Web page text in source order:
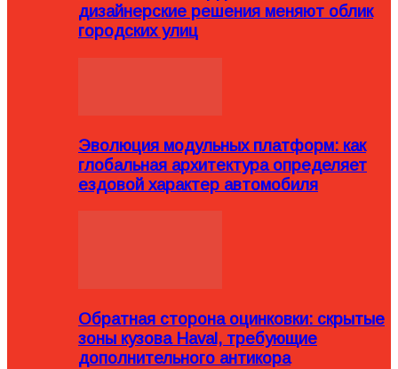
дизайнерские решения меняют облик
городских улиц
Эволюция модульных платформ: как
глобальная архитектура определяет
ездовой характер автомобиля
Обратная сторона оцинковки: скрытые
зоны кузова Haval, требующие
дополнительного антикора